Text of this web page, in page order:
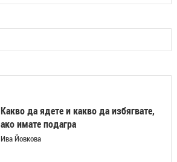
Какво да ядете и какво да избягвате,
ако имате подагра
Ива Йовкова